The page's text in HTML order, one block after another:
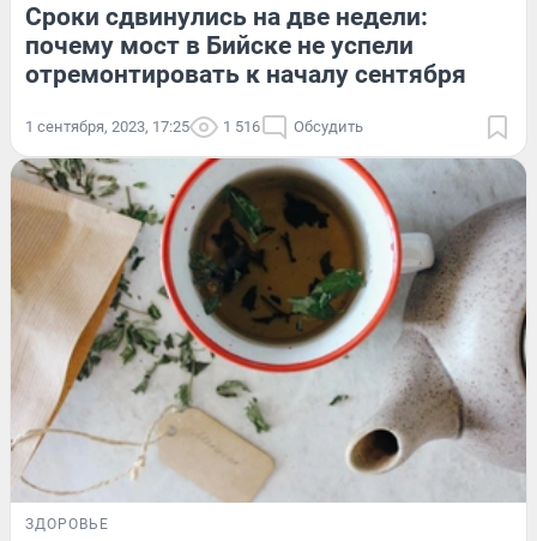
Сроки сдвинулись на две недели:
почему мост в Бийске не успели
отремонтировать к началу сентября
1 сентября, 2023, 17:25 1 516 Обсудить
ЗДОРОВЬЕ